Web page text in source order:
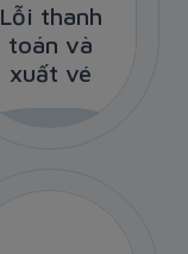
Lỗi thanh
toán và
xuất vé
Lỗi thanh
toán và
xuất vé